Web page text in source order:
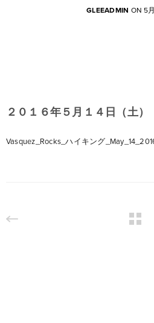
GLEEADMIN ON 5
２０１６年５月１４日（土）
Vasquez_Rocks_ハイキング